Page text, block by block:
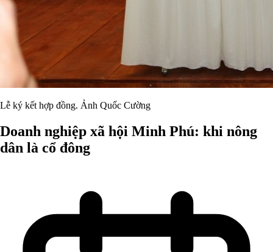
Lễ ký kết hợp đồng. Ảnh Quốc Cường
Doanh nghiệp xã hội Minh Phú: khi nông
dân là cổ đông